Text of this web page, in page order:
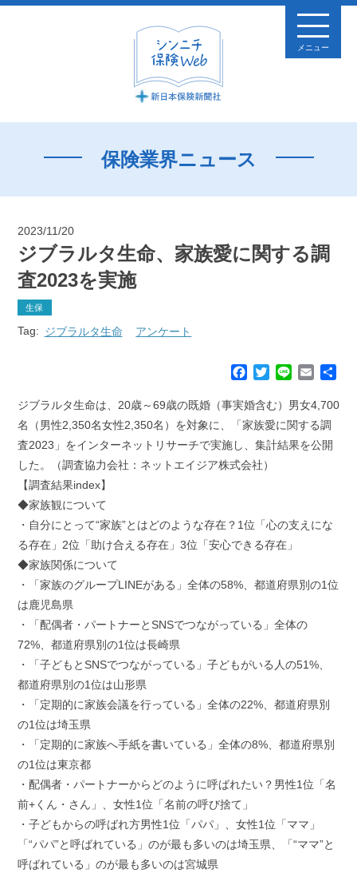
メニュー
保険業界ニュース
2023/11/20
ジブラルタ生命、家族愛に関する調
査2023を実施
生保
Tag: ジブラルタ生命 アンケート
c
e
o
T
i
t
e
n
e
E
a
i
ジブラルタ生命は、20歳～69歳の既婚（事実婚含む）男女4,700
名（男性2,350名女性2,350名）を対象に、「家族愛に関する調
査2023」をインターネットリサーチで実施し、集計結果を公開
した。（調査協力会社：ネットエイジア株式会社）
【調査結果index】
◆家族観について
・自分にとって“家族”とはどのような存在？1位「心の支えにな
る存在」2位「助け合える存在」3位「安心できる存在」
◆家族関係について
・「家族のグループLINEがある」全体の58%、都道府県別の1位
は鹿児島県
・「配偶者・パートナーとSNSでつながっている」全体の
72%、都道府県別の1位は長崎県
・「子どもとSNSでつながっている」子どもがいる人の51%、
都道府県別の1位は山形県
・「定期的に家族会議を行っている」全体の22%、都道府県別
の1位は埼玉県
・「定期的に家族へ手紙を書いている」全体の8%、都道府県別
の1位は東京都
・配偶者・パートナーからどのように呼ばれたい？男性1位「名
前+くん・さん」、女性1位「名前の呼び捨て」
・子どもからの呼ばれ方男性1位「パパ」、女性1位「ママ」
「“パパ”と呼ばれている」のが最も多いのは埼玉県、「“ママ”と
呼ばれている」のが最も多いのは宮城県